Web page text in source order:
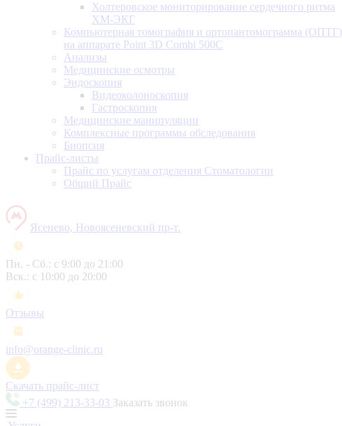
Холтеровское мониторирование сердечного ритма
ХМ-ЭКГ
Компьютерная томография и ортопантомограмма (ОПТГ)
на аппарате Point 3D Combi 500C
Анализы
Медицинские осмотры
Эндоскопия
Видеоколоноскопия
Гастроскопия
Медицинские манипуляции
Комплексные программы обследования
Биопсия
Прайс-листы
Прайс по услугам отделения Стоматологии
Общий Прайс
Ясенево, Новоясеневский пр-т.
Пн. - Сб.: с 9:00 до 21:00
Вск.: с 10:00 до 20:00
Отзывы
info@orange-clinic.ru
Скачать прайс-лист
+7 (499) 213-33-03 Заказать звонок